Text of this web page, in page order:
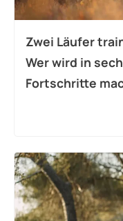
Zwei Läufer
Wer wird in
Fortschritte